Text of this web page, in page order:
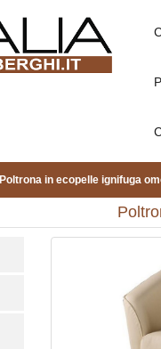
Poltrona in ecopelle ignifuga